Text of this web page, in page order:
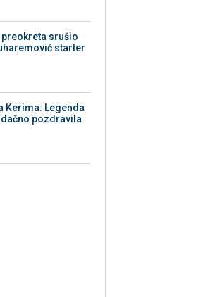
preokreta srušio
starter
Kerima: Legenda
pozdravila